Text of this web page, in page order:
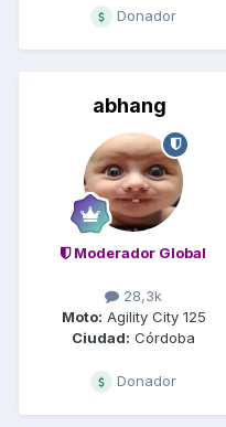
Donador
abhang
Moderador Global
28,3k
Moto: Agility City 125
Ciudad: Córdoba
Donador